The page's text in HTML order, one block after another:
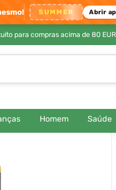
SUMMER Abrir
para compras acima de 80 EUR
Homem Saúde